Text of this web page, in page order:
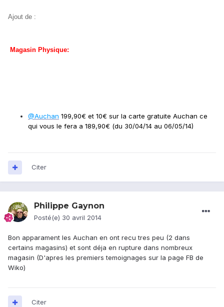
Ajout de :
Magasin Physique:
@Auchan 199,90€ et 10€ sur la carte gratuite Auchan ce
qui vous le fera a 189,90€ (du 30/04/14 au 06/05/14)
Citer
Philippe Gaynon
Posté(e) 30 avril 2014
Bon apparament les Auchan en ont recu tres peu (2 dans
certains magasins) et sont déja en rupture dans nombreux
magasin (D'apres les premiers temoignages sur la page FB de
Wiko)
Citer